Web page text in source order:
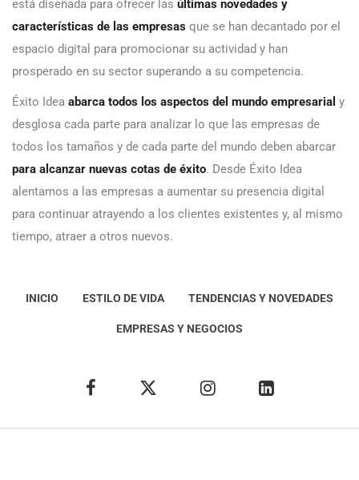
está diseñada para ofrecer las últimas novedades y
características de las empresas que se han decantado por el
espacio digital para promocionar su actividad y han
prosperado en su sector superando a su competencia.
Éxito Idea abarca todos los aspectos del mundo empresarial y
desglosa cada parte para analizar lo que las empresas de
todos los tamaños y de cada parte del mundo deben abarcar
para alcanzar nuevas cotas de éxito. Desde Éxito Idea
alentamos a las empresas a aumentar su presencia digital
para continuar atrayendo a los clientes existentes y, al mismo
tiempo, atraer a otros nuevos.
INICIO ESTILO DE VIDA TENDENCIAS Y NOVEDADES
EMPRESAS Y NEGOCIOS